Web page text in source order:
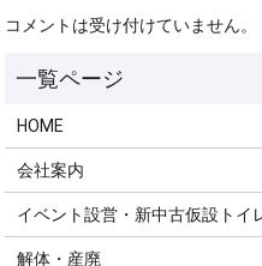
コメントは受け付けていません。
HOME
会社案内
イベント設営・新中古仮設トイ
解体・産廃